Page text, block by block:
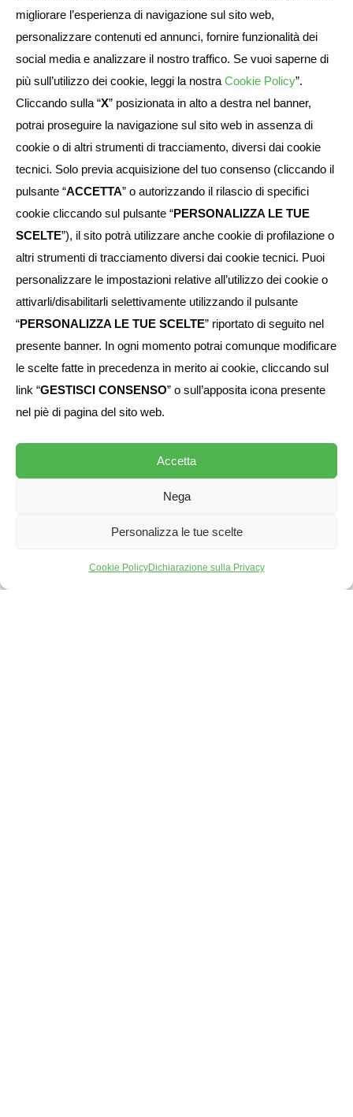
migliorare l’esperienza di navigazione sul sito web,
personalizzare contenuti ed annunci, fornire funzionalità dei
social media e analizzare il nostro traffico. Se vuoi saperne di
più sull’utilizzo dei cookie, leggi la nostra Cookie Policy”.
Cliccando sulla “X” posizionata in alto a destra nel banner,
potrai proseguire la navigazione sul sito web in assenza di
cookie o di altri strumenti di tracciamento, diversi dai cookie
tecnici. Solo previa acquisizione del tuo consenso (cliccando il
pulsante “ACCETTA” o autorizzando il rilascio di specifici
cookie cliccando sul pulsante “PERSONALIZZA LE TUE
SCELTE”), il sito potrà utilizzare anche cookie di profilazione o
altri strumenti di tracciamento diversi dai cookie tecnici. Puoi
personalizzare le impostazioni relative all’utilizzo dei cookie o
attivarli/disabilitarli selettivamente utilizzando il pulsante
“PERSONALIZZA LE TUE SCELTE” riportato di seguito nel
presente banner. In ogni momento potrai comunque modificare
le scelte fatte in precedenza in merito ai cookie, cliccando sul
link “GESTISCI CONSENSO” o sull’apposita icona presente
nel piè di pagina del sito web.
Accetta
Nega
Personalizza le tue scelte
Cookie PolicyDichiarazione sulla Privacy